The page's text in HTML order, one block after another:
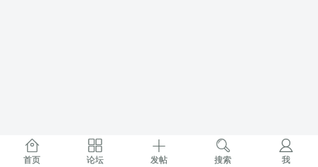
首页 论坛 发帖 搜索 我